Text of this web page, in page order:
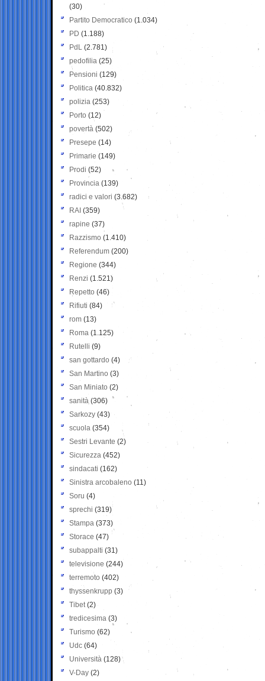
(30)
Partito Democratico (1.034)
PD (1.188)
PdL (2.781)
pedofilia (25)
Pensioni (129)
Politica (40.832)
polizia (253)
Porto (12)
povertà (502)
Presepe (14)
Primarie (149)
Prodi (52)
Provincia (139)
radici e valori (3.682)
RAI (359)
rapine (37)
Razzismo (1.410)
Referendum (200)
Regione (344)
Renzi (1.521)
Repetto (46)
Rifiuti (84)
rom (13)
Roma (1.125)
Rutelli (9)
san gottardo (4)
San Martino (3)
San Miniato (2)
sanità (306)
Sarkozy (43)
scuola (354)
Sestri Levante (2)
Sicurezza (452)
sindacati (162)
Sinistra arcobaleno (11)
Soru (4)
sprechi (319)
Stampa (373)
Storace (47)
subappalti (31)
televisione(244)
terremoto (402)
thyssenkrupp (3)
Tibet(2)
tredicesima (3)
Turismo (62)
Udc (64)
Università (128)
V-Day (2)